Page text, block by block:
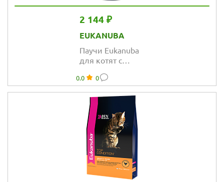
2 144 ₽
EUKANUBA
Паучи Eukanuba
для котят с
0.0 0